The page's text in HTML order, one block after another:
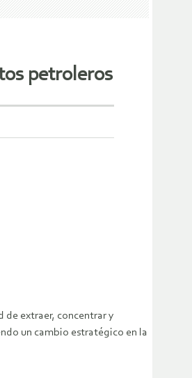
petroleros
de extraer, concentrar y
un cambio estratégico en la